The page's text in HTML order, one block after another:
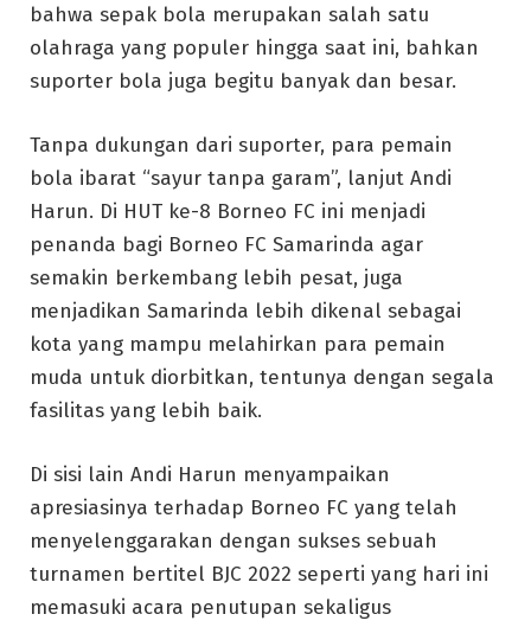
bahwa sepak bola merupakan salah satu
olahraga yang populer hingga saat ini, bahkan
suporter bola juga begitu banyak dan besar.
Tanpa dukungan dari suporter, para pemain
bola ibarat “sayur tanpa garam”, lanjut Andi
Harun. Di HUT ke-8 Borneo FC ini menjadi
penanda bagi Borneo FC Samarinda agar
semakin berkembang lebih pesat, juga
menjadikan Samarinda lebih dikenal sebagai
kota yang mampu melahirkan para pemain
muda untuk diorbitkan, tentunya dengan segala
fasilitas yang lebih baik.
Di sisi lain Andi Harun menyampaikan
apresiasinya terhadap Borneo FC yang telah
menyelenggarakan dengan sukses sebuah
turnamen bertitel BJC 2022 seperti yang hari ini
memasuki acara penutupan sekaligus